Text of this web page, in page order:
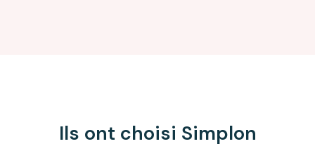
Ils ont choisi Simplon